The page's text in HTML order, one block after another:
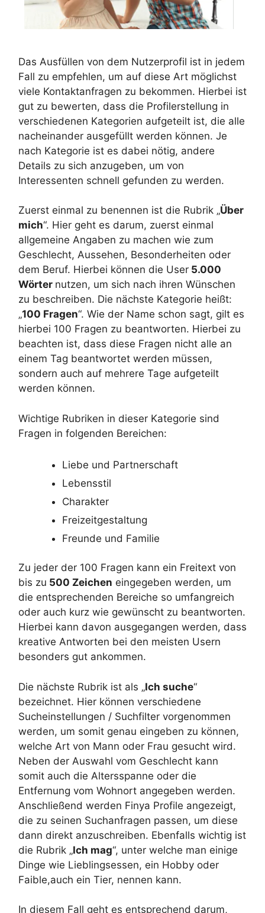
Das Ausfüllen von dem Nutzerprofil ist in jedem
Fall zu empfehlen, um auf diese Art möglichst
viele Kontaktanfragen zu bekommen. Hierbei ist
gut zu bewerten, dass die Profilerstellung in
verschiedenen Kategorien aufgeteilt ist, die alle
nacheinander ausgefüllt werden können. Je
nach Kategorie ist es dabei nötig, andere
Details zu sich anzugeben, um von
Interessenten schnell gefunden zu werden.
Zuerst einmal zu benennen ist die Rubrik „Über
mich“. Hier geht es darum, zuerst einmal
allgemeine Angaben zu machen wie zum
Geschlecht, Aussehen, Besonderheiten oder
dem Beruf. Hierbei können die User 5.000
Wörter nutzen, um sich nach ihren Wünschen
zu beschreiben. Die nächste Kategorie heißt:
„100 Fragen“. Wie der Name schon sagt, gilt es
hierbei 100 Fragen zu beantworten. Hierbei zu
beachten ist, dass diese Fragen nicht alle an
einem Tag beantwortet werden müssen,
sondern auch auf mehrere Tage aufgeteilt
werden können.
Wichtige Rubriken in dieser Kategorie sind
Fragen in folgenden Bereichen:
Liebe und Partnerschaft
Lebensstil
Charakter
Freizeitgestaltung
Freunde und Familie
Zu jeder der 100 Fragen kann ein Freitext von
bis zu 500 Zeichen eingegeben werden, um
die entsprechenden Bereiche so umfangreich
oder auch kurz wie gewünscht zu beantworten.
Hierbei kann davon ausgegangen werden, dass
kreative Antworten bei den meisten Usern
besonders gut ankommen.
Die nächste Rubrik ist als „Ich suche“
bezeichnet. Hier können verschiedene
Sucheinstellungen / Suchfilter vorgenommen
werden, um somit genau eingeben zu können,
welche Art von Mann oder Frau gesucht wird.
Neben der Auswahl vom Geschlecht kann
somit auch die Altersspanne oder die
Entfernung vom Wohnort angegeben werden.
Anschließend werden Finya Profile angezeigt,
die zu seinen Suchanfragen passen, um diese
dann direkt anzuschreiben. Ebenfalls wichtig ist
die Rubrik „Ich mag“, unter welche man einige
Dinge wie Lieblingsessen, ein Hobby oder
Faible,auch ein Tier, nennen kann.
In diesem Fall geht es entsprechend darum,